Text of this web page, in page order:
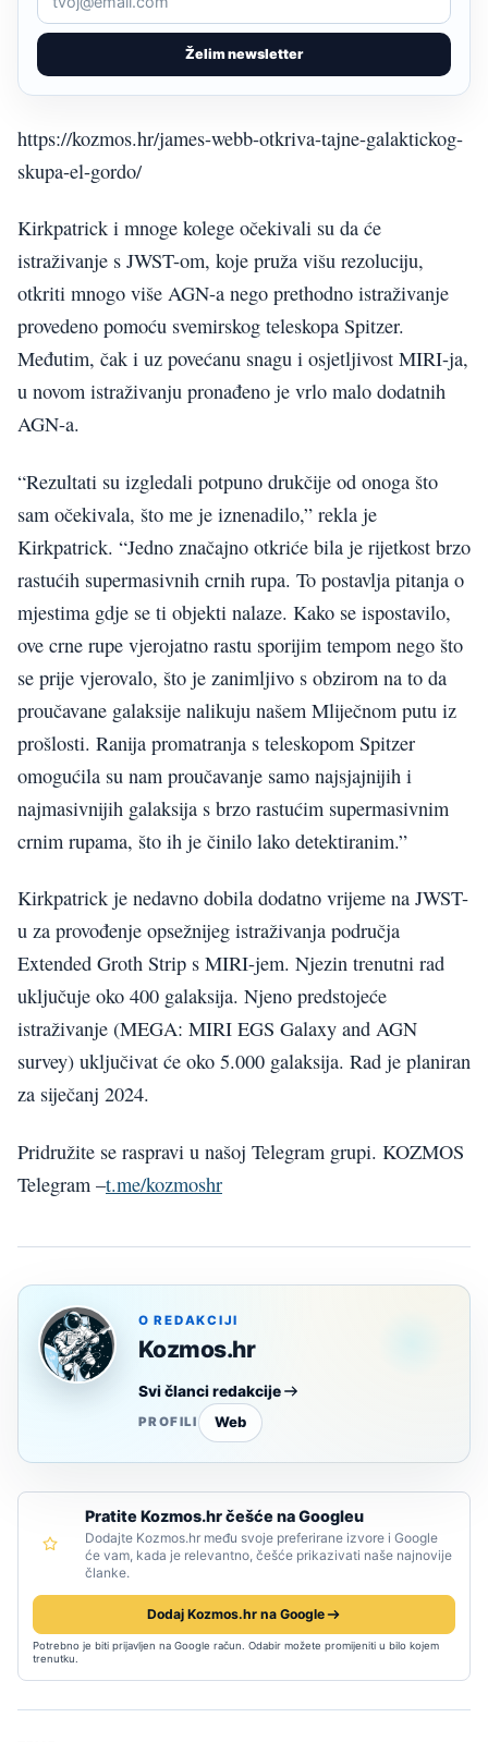
Želim newsletter
https://kozmos.hr/james-webb-otkriva-tajne-galaktickog-
skupa-el-gordo/
Kirkpatrick i mnoge kolege očekivali su da će
istraživanje s JWST-om, koje pruža višu rezoluciju,
otkriti mnogo više AGN-a nego prethodno istraživanje
provedeno pomoću svemirskog teleskopa Spitzer.
Međutim, čak i uz povećanu snagu i osjetljivost MIRI-ja,
u novom istraživanju pronađeno je vrlo malo dodatnih
AGN-a.
“Rezultati su izgledali potpuno drukčije od onoga što
sam očekivala, što me je iznenadilo,” rekla je
Kirkpatrick. “Jedno značajno otkriće bila je rijetkost brzo
rastućih supermasivnih crnih rupa. To postavlja pitanja o
mjestima gdje se ti objekti nalaze. Kako se ispostavilo,
ove crne rupe vjerojatno rastu sporijim tempom nego što
se prije vjerovalo, što je zanimljivo s obzirom na to da
proučavane galaksije nalikuju našem Mliječnom putu iz
prošlosti. Ranija promatranja s teleskopom Spitzer
omogućila su nam proučavanje samo najsjajnijih i
najmasivnijih galaksija s brzo rastućim supermasivnim
crnim rupama, što ih je činilo lako detektiranim.”
Kirkpatrick je nedavno dobila dodatno vrijeme na JWST-
u za provođenje opsežnijeg istraživanja područja
Extended Groth Strip s MIRI-jem. Njezin trenutni rad
uključuje oko 400 galaksija. Njeno predstojeće
istraživanje (MEGA: MIRI EGS Galaxy and AGN
survey) uključivat će oko 5.000 galaksija. Rad je planiran
za siječanj 2024.
Pridružite se raspravi u našoj Telegram grupi. KOZMOS
Telegram –t.me/kozmoshr
O REDAKCIJI
Kozmos.hr
Svi članci redakcije
PROFILI Web
Pratite Kozmos.hr češće na Googleu
Dodajte Kozmos.hr među svoje preferirane izvore i Google
će vam, kada je relevantno, češće prikazivati naše najnovije
članke.
Dodaj Kozmos.hr na Google
Potrebno je biti prijavljen na Google račun. Odabir možete promijeniti u bilo kojem
trenutku.